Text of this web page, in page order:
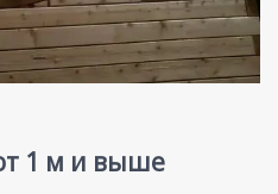
1 м и выше